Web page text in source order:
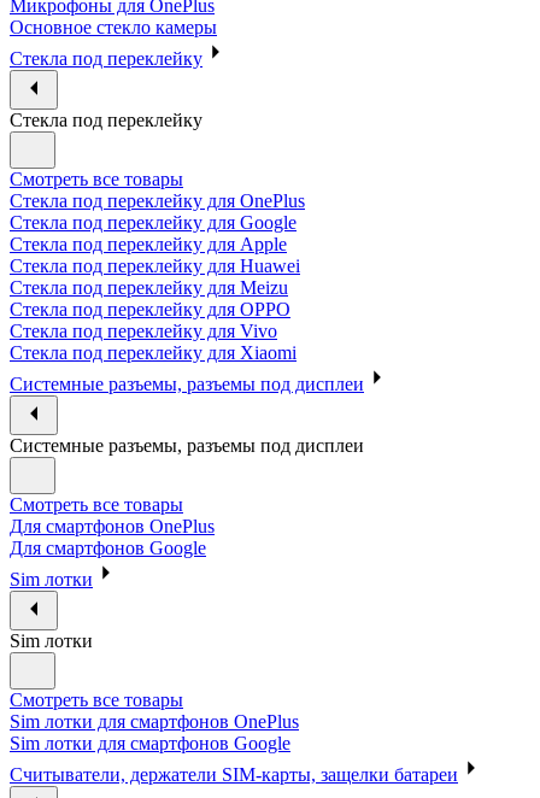
Микрофоны для OnePlus
Основное стекло камеры
Стекла под переклейку
Стекла под переклейку
Смотреть все товары
Стекла под переклейку для OnePlus
Стекла под переклейку для Google
Стекла под переклейку для Apple
Стекла под переклейку для Huawei
Стекла под переклейку для Meizu
Стекла под переклейку для OPPO
Стекла под переклейку для Vivo
Стекла под переклейку для Xiaomi
Системные разъемы, разъемы под дисплеи
Системные разъемы, разъемы под дисплеи
Смотреть все товары
Для смартфонов OnePlus
Для смартфонов Google
Sim лотки
Sim лотки
Смотреть все товары
Sim лотки для смартфонов OnePlus
Sim лотки для смартфонов Google
Считыватели, держатели SIM-карты, защелки батареи